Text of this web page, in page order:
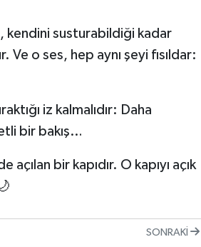
kendini susturabildiği kadar
Ve o ses, hep aynı şeyi fısıldar:
iz kalmalıdır: Daha
bir bakış…
bir kapıdır. O kapıyı açık
SONRAKI